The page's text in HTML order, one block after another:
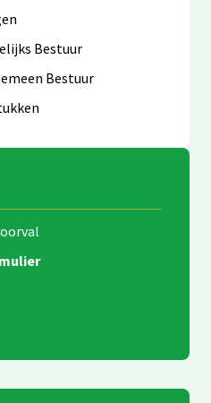
Bestuur
Bestuur